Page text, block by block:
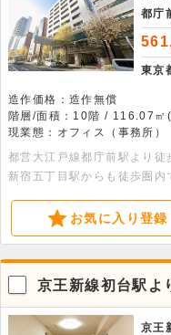
都庁
東京
造作価格：造作無償
階層/面積：10階 / 116.07㎡
現業態：オフィス（事務所）
都営大江戸線都庁前駅より
新宿五丁目駅からも徒歩圏
お気に入り登録
京王新線初台駅よ
京王